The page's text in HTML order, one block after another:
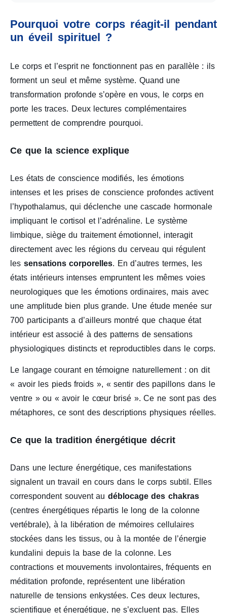
Pourquoi votre corps réagit-il pendant
un éveil spirituel ?
Le corps et l’esprit ne fonctionnent pas en parallèle : ils
forment un seul et même système. Quand une
transformation profonde s’opère en vous, le corps en
porte les traces. Deux lectures complémentaires
permettent de comprendre pourquoi.
Ce que la science explique
Les états de conscience modifiés, les émotions
intenses et les prises de conscience profondes activent
l’hypothalamus, qui déclenche une cascade hormonale
impliquant le cortisol et l’adrénaline. Le système
limbique, siège du traitement émotionnel, interagit
directement avec les régions du cerveau qui régulent
les sensations corporelles. En d’autres termes, les
états intérieurs intenses empruntent les mêmes voies
neurologiques que les émotions ordinaires, mais avec
une amplitude bien plus grande. Une étude menée sur
700 participants a d’ailleurs montré que chaque état
intérieur est associé à des patterns de sensations
physiologiques distincts et reproductibles dans le corps.
Le langage courant en témoigne naturellement : on dit
« avoir les pieds froids », « sentir des papillons dans le
ventre » ou « avoir le cœur brisé ». Ce ne sont pas des
métaphores, ce sont des descriptions physiques réelles.
Ce que la tradition énergétique décrit
Dans une lecture énergétique, ces manifestations
signalent un travail en cours dans le corps subtil. Elles
correspondent souvent au déblocage des chakras
(centres énergétiques répartis le long de la colonne
vertébrale), à la libération de mémoires cellulaires
stockées dans les tissus, ou à la montée de l’énergie
kundalini depuis la base de la colonne. Les
contractions et mouvements involontaires, fréquents en
méditation profonde, représentent une libération
naturelle de tensions enkystées. Ces deux lectures,
scientifique et énergétique, ne s’excluent pas. Elles